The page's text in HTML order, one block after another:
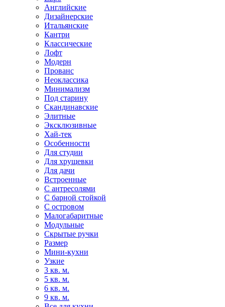
Английские
Дизайнерские
Итальянские
Кантри
Классические
Лофт
Модерн
Прованс
Неоклассика
Минимализм
Под старину
Скандинавские
Элитные
Эксклюзивные
Хай-тек
Особенности
Для студии
Для хрущевки
Для дачи
Встроенные
С антресолями
С барной стойкой
С островом
Малогабаритные
Модульные
Скрытые ручки
Размер
Мини-кухни
Узкие
3 кв. м.
5 кв. м.
6 кв. м.
9 кв. м.